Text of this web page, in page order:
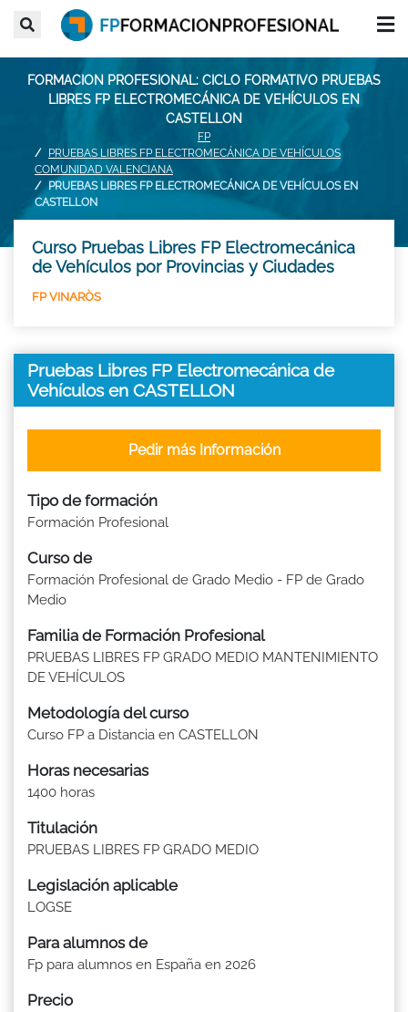
FORMACION PROFESIONAL: CICLO FORMATIVO PRUEBAS
LIBRES FP ELECTROMECÁNICA DE VEHÍCULOS EN
CASTELLON
FP
PRUEBAS LIBRES FP ELECTROMECÁNICA DE VEHÍCULOS
COMUNIDAD VALENCIANA
PRUEBAS LIBRES FP ELECTROMECÁNICA DE VEHÍCULOS EN
CASTELLON
Curso Pruebas Libres FP Electromecánica
de Vehículos por Provincias y Ciudades
FP VINARÒS
Pruebas Libres FP Electromecánica de
Vehículos en CASTELLON
Tipo de formación
Formación Profesional
Curso de
Formación Profesional de Grado Medio - FP de Grado
Medio
Familia de Formación Profesional
PRUEBAS LIBRES FP GRADO MEDIO MANTENIMIENTO
DE VEHÍCULOS
Metodología del curso
Curso FP a Distancia en CASTELLON
Horas necesarias
1400 horas
Titulación
PRUEBAS LIBRES FP GRADO MEDIO
Legislación aplicable
LOGSE
Para alumnos de
Fp para alumnos en España en 2026
Precio
Pedir más Información